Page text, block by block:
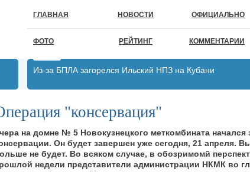
ГЛАВНАЯ НОВОСТИ ОФИЦИАЛЬНО
ФОТО РЕЙТИНГ КОММЕНТАРИИ
Из-за БПЛА загорелся Ильский НПЗ на Кубани
"консервация"
на домне № 5 Новокузнецкого меткомбината начался
Он будет завершен уже сегодня, 21 апреля.
не будет. Во всяком случае, в обозримомй
недели представители администрации НКМК во